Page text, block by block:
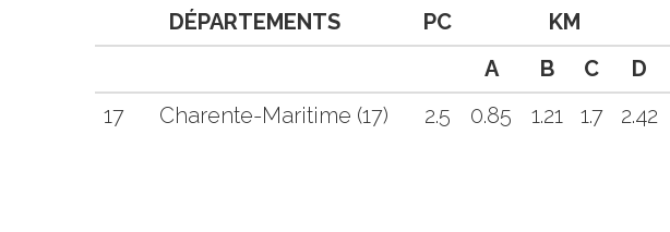
DÉPARTEMENTS PC KM
A
B C D
17
Charente-Maritime (17) 2.5 0.85 1.21 1.7 2.42